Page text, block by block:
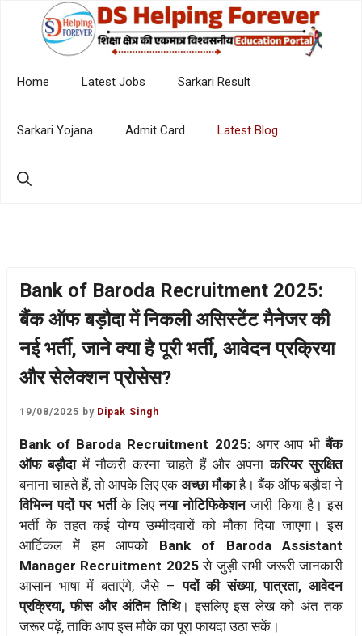
Home Latest Jobs Sarkari Result
Sarkari Yojana Admit Card Latest Blog
Bank of Baroda Recruitment 2025:
बैंक ऑफ बड़ौदा में निकली असिस्टेंट मैनेजर की
नई भर्ती, जाने क्या है पूरी भर्ती, आवेदन प्रक्रिया
और सेलेक्शन प्रोसेस?
19/08/2025 by Dipak Singh
Bank of Baroda Recruitment 2025:अगर आप भीबैंक
ऑफ बड़ौदामें नौकरी करना चाहते हैं और अपनाकरियर सुरक्षित
बनाना चाहते हैं, तो आपके लिए एक अच्छा मौकाहै। बैंक ऑफ बड़ौदा ने
विभिन्न पदों पर भर्तीके लिएनया नोटिफिकेशनजारी किया है। इस
भर्ती के तहत कई योग्य उम्मीदवारों को मौका दिया जाएगा। इस
आर्टिकल में हम आपको Bank of Baroda Assistant
Manager Recruitment 2025से जुड़ी सभी जरूरी जानकारी
आसान भाषा में बताएंगे, जैसे –पदों की संख्या, पात्रता, आवेदन
प्रक्रिया, फीस और अंतिम तिथि। इसलिए इस लेख को अंत तक
जरूर पढ़ें, ताकि आप इस मौके का पूरा फायदा उठा सकें।